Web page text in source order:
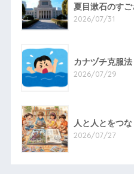
夏目漱石のすご
2026/07/31
カナヅチ克服
2026/07/29
人と人とをつ
2026/07/27